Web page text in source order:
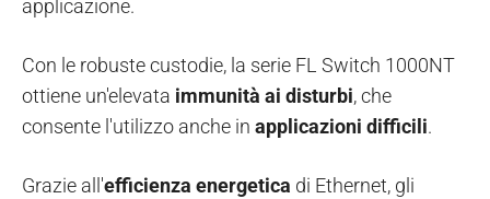
applicazione.
Con le robuste custodie, la serie FL Switch 1000NT
ottiene un'elevata immunità ai disturbi, che
consente l'utilizzo anche in applicazioni difficili.
Grazie all'efficienza energetica di Ethernet, gli